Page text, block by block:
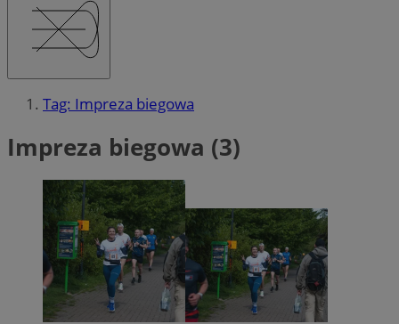
Tag: Impreza biegowa
Impreza biegowa (3)